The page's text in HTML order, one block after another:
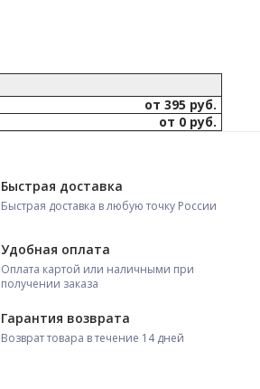
от 395 руб.
от 0 руб.
Быстрая доставка
Быстрая доставка в любую точку России
Удобная оплата
Оплата картой или наличными при
получении заказа
Гарантия возврата
Возврат товара в течение 14 дней